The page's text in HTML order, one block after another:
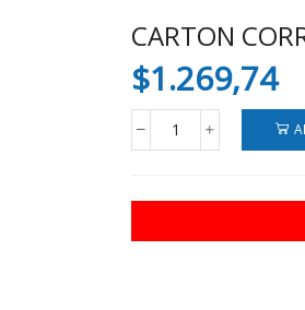
CARTON
$1.269,74
CARTON
VERDE